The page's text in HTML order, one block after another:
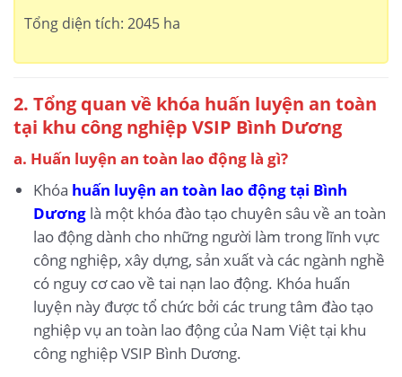
Tổng diện tích: 2045 ha
2. Tổng quan về khóa huấn luyện an toàn
tại khu công nghiệp VSIP Bình Dương
a. Huấn luyện an toàn lao động là gì?
Khóa huấn luyện an toàn lao động tại Bình
Dươnglà một khóa đào tạo chuyên sâu về an toàn
lao động dành cho những người làm trong lĩnh vực
công nghiệp, xây dựng, sản xuất và các ngành nghề
có nguy cơ cao về tai nạn lao động. Khóa huấn
luyện này được tổ chức bởi các trung tâm đào tạo
nghiệp vụ an toàn lao động của Nam Việt tại khu
công nghiệp VSIP Bình Dương.